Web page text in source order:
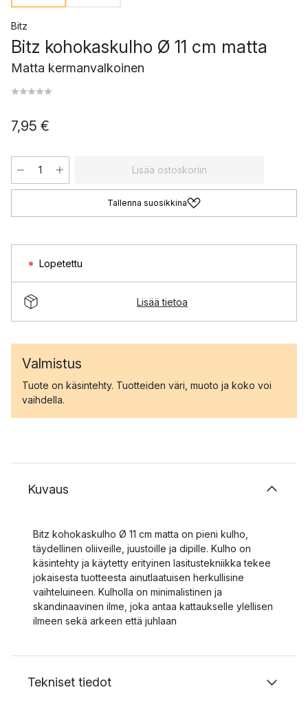
Bitz
Bitz kohokaskulho Ø 11 cm matta
Matta kermanvalkoinen
7,95 €
Lisää ostoskoriin
Tallenna suosikkina
Lopetettu
Lisää tietoa
Valmistus
Tuote on käsintehty. Tuotteiden väri, muoto ja koko voi
vaihdella.
Kuvaus
Bitz kohokaskulho Ø 11 cm matta on pieni kulho,
täydellinen oliiveille, juustoille ja dipille. Kulho on
käsintehty ja käytetty erityinen lasitustekniikka tekee
jokaisesta tuotteesta ainutlaatuisen herkullisine
vaihteluineen. Kulholla on minimalistinen ja
skandinaavinen ilme, joka antaa kattaukselle ylellisen
ilmeen sekä arkeen että juhlaan
Tekniset tiedot